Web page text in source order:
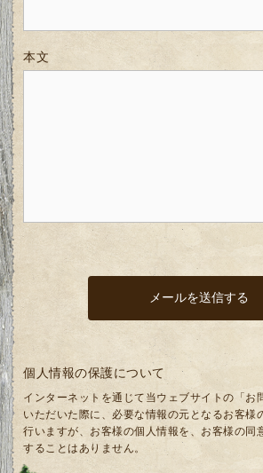
本文
個人情報の保護について
インターネットを通じて当ウェブサイトの「お
いただいた際に、必要な情報の元となるお客様
行いますが、お客様の個人情報を、お客様の同
することはありません。